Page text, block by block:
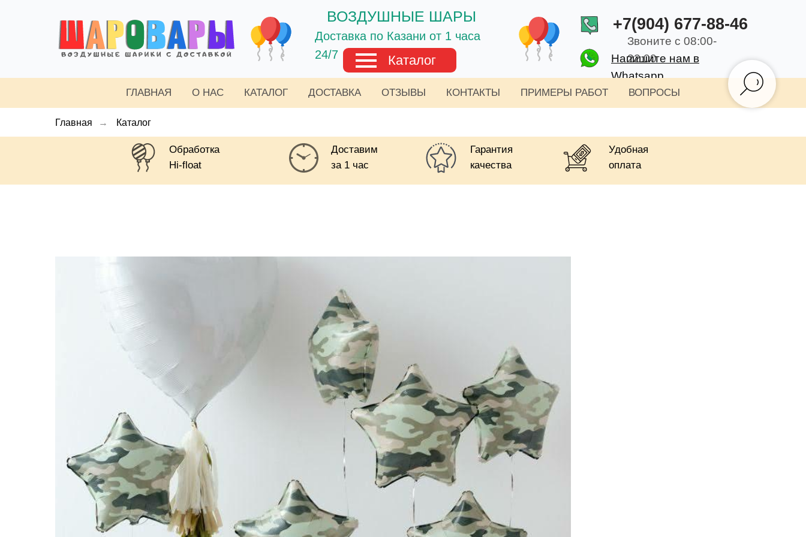
+7(904) 677-88-46
ВОЗДУШНЫЕ ШАРЫ
Доставка по Казани от 1 часа
24/7
Звоните с 08:00-
22:00
Напишите нам в
Whatsapp
Каталог
ГЛАВНАЯ О НАС КАТАЛОГ ДОСТАВКА ОТЗЫВЫ КОНТАКТЫ ПРИМЕРЫ РАБОТ ВОПРОСЫ
Главная → Каталог
Обработка
Hi-float
Доставим
за 1 час
Гарантия
качества
Удобная
оплата